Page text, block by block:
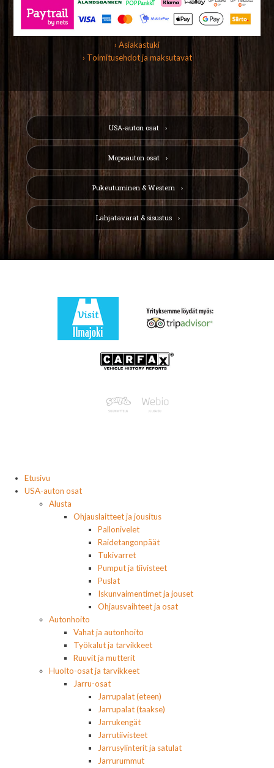
› Asiakastuki
› Toimitusehdot ja maksutavat
USA-auton osat
Mopoauton osat
Pukeutuminen & Western
Lahjatavarat & sisustus
Etusivu
USA-auton osat
Alusta
Ohjauslaitteet ja jousitus
Pallonivelet
Raidetangonpäät
Tukivarret
Pumput ja tiivisteet
Puslat
Iskunvaimentimet ja jouset
Ohjausvaihteet ja osat
Autonhoito
Vahat ja autonhoito
Työkalut ja tarvikkeet
Ruuvit ja mutterit
Huolto-osat ja tarvikkeet
Jarru-osat
Jarrupalat (eteen)
Jarrupalat (taakse)
Jarrukengät
Jarrutiivisteet
Jarrusylinterit ja satulat
Jarrurummut